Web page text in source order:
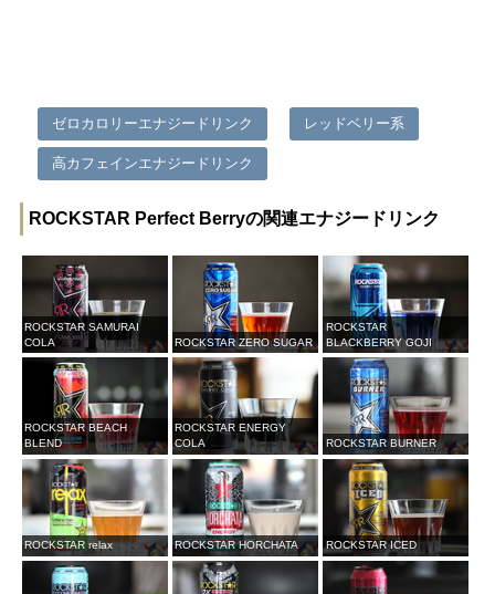
ゼロカロリーエナジードリンク レッドベリー系
高カフェインエナジードリンク
ROCKSTAR Perfect Berryの関連エナジードリンク
ROCKSTAR SAMURAI
COLA
ROCKSTAR ZERO SUGAR
ROCKSTAR
BLACKBERRY GOJI
ROCKSTAR BEACH
BLEND
ROCKSTAR ENERGY
COLA
ROCKSTAR BURNER
ROCKSTAR relax ROCKSTAR HORCHATA ROCKSTAR ICED